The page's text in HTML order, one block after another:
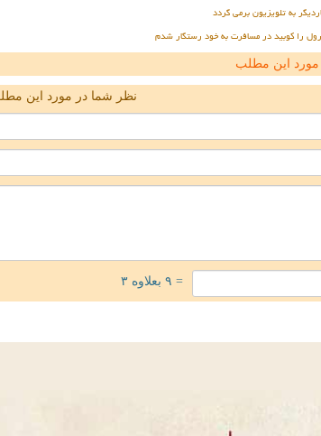
به تلویزیون برمی گردد
را کوبید در مسافرت به خود رستگار شدم
مورد این مطلب
نظر شما در مورد این
= ۹ بعلاوه ۳